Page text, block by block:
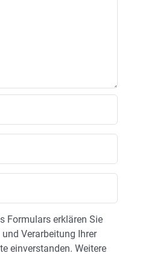
Formulars erklären Sie
Verarbeitung Ihrer
einverstanden. Weitere